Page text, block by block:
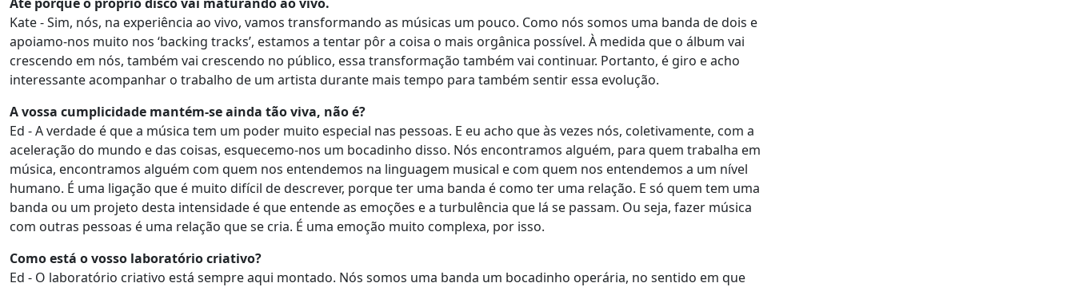
Kate - Sim, nós, na experiência ao vivo, vamos transformando as músicas um pouco. Como nós somos uma banda de dois e
apoiamo-nos muito nos ‘backing tracks’, estamos a tentar pôr a coisa o mais orgânica possível. À medida que o álbum vai
crescendo em nós, também vai crescendo no público, essa transformação também vai continuar. Portanto, é giro e acho
interessante acompanhar o trabalho de um artista durante mais tempo para também sentir essa evolução.
A vossa cumplicidade mantém-se ainda tão viva, não é?
Ed - A verdade é que a música tem um poder muito especial nas pessoas. E eu acho que às vezes nós, coletivamente, com a
aceleração do mundo e das coisas, esquecemo-nos um bocadinho disso. Nós encontramos alguém, para quem trabalha em
música, encontramos alguém com quem nos entendemos na linguagem musical e com quem nos entendemos a um nível
humano. É uma ligação que é muito difícil de descrever, porque ter uma banda é como ter uma relação. E só quem tem uma
banda ou um projeto desta intensidade é que entende as emoções e a turbulência que lá se passam. Ou seja, fazer música
com outras pessoas é uma relação que se cria. É uma emoção muito complexa, por isso.
Como está o vosso laboratório criativo?
Ed - O laboratório criativo está sempre aqui montado. Nós somos uma banda um bocadinho operária, no sentido em que